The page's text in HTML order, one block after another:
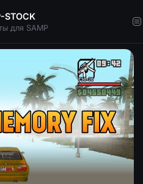
STOCK
для SAMP